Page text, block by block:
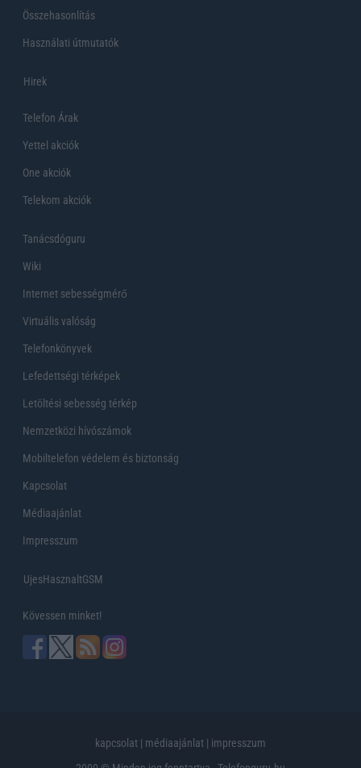
Összehasonlítás
Használati útmutatók
Hirek
Telefon Árak
Yettel akciók
One akciók
Telekom akciók
Tanácsdóguru
Wiki
Internet sebességmérő
Virtuális valóság
Telefonkönyvek
Lefedettségi térképek
Letöltési sebesség térkép
Nemzetközi hívószámok
Mobiltelefon védelem és biztonság
Kapcsolat
Médiaajánlat
Impresszum
UjesHasznaltGSM
Kövessen minket!
kapcsolat | médiaajánlat | impresszum